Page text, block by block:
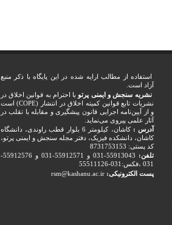
استفاده از مطالب ارایه شده در این پایگاه با ذکر منبع
آزاد است.
نشریه سنجش و ایمنی پرتو با احترام به قوانین اخلاق در
نشریات تابع قوانین کمیته اخلاق در انتشار (COPE) است
و از آیین‌نامه اجرایی قانون پیشگیری و مقابله با تقلب در
آثار علمی پیروی می‌نماید.
آدرس :
کاشان، کیلومتر 6 بلوار قطب راوندی، دانشگاه
کاشان، دانشکده فیزیک، دفتر مجله سنجش و ایمنی پرتو،
کد پستی: 8731753153
تلفن:
55913043-031 و 55912571-031 و 55912576-
031 ،فکس:031-55511126
پست الکترونیکی: rsm@kashanu.ac.ir